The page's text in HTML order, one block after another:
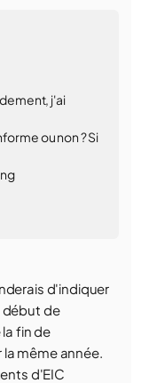
j'ai
ou non ? Si
d'indiquer
début de
fin de
même année.
d'EIC